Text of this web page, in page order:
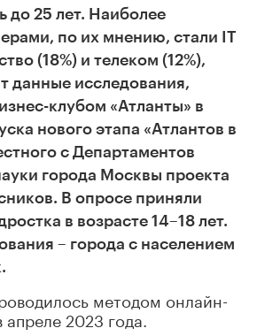
до 25 лет. Наиболее
по их мнению, стали IT
(18%) и телеком (12%),
данные исследования,
клубом «Атланты» в
нового этапа «Атлантов в
с Департаментов
города Москвы проекта
В опросе приняли
в возрасте 14–18 лет.
– города с населением
методом онлайн-
2023 года.